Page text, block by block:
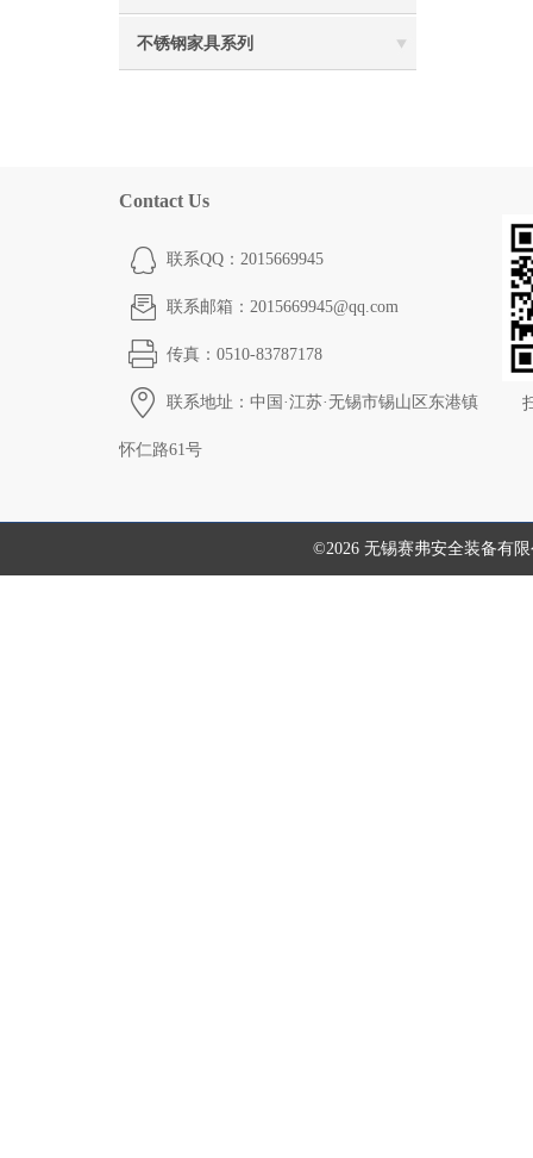
不锈钢家具系列
Contact Us
联系QQ：2015669945
联系邮箱：2015669945@qq.com
传真：0510-83787178
联系地址：中国·江苏·无锡市锡山区东港镇
怀仁路61号
©2026 无锡赛弗安全装备有